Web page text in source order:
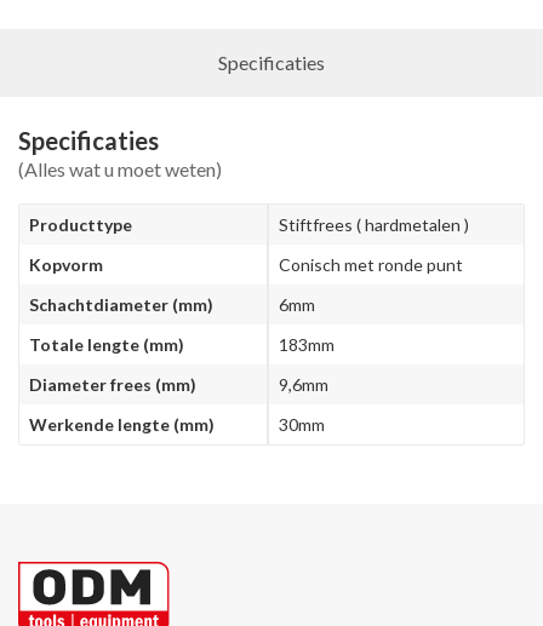
Specificaties
Specificaties
(Alles wat u moet weten)
Producttype
Stiftfrees ( hardmetalen )
Kopvorm
Conisch met ronde punt
Schachtdiameter (mm)
6mm
Totale lengte (mm)
183mm
Diameter frees (mm)
9,6mm
Werkende lengte (mm)
30mm